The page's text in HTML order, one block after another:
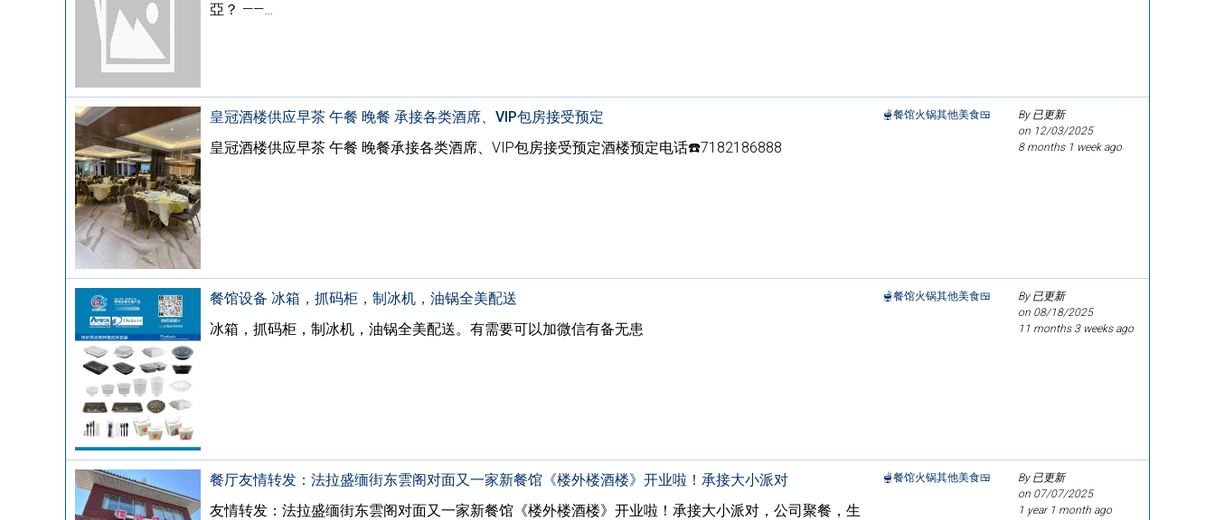
亞？ ——…
皇冠酒楼供应早茶 午餐 晚餐 承接各类酒席、VIP包房接受预定
皇冠酒楼供应早茶 午餐 晚餐承接各类酒席、VIP包房接受预定酒楼预定电话☎️7182186888
🫕餐馆火锅其他美食🍱
By 已更新
on 12/03/2025
8 months 1 week ago
餐馆设备 冰箱，抓码柜，制冰机，油锅全美配送
冰箱，抓码柜，制冰机，油锅全美配送。有需要可以加微信有备无患
🫕餐馆火锅其他美食🍱
By 已更新
on 08/18/2025
11 months 3 weeks ago
餐厅友情转发：法拉盛缅街东雲阁对面又一家新餐馆《楼外楼酒楼》开业啦！承接大小派对
友情转发：法拉盛缅街东雲阁对面又一家新餐馆《楼外楼酒楼》开业啦！承接大小派对，公司聚餐，生
🫕餐馆火锅其他美食🍱
By 已更新
on 07/07/2025
1 year 1 month ago